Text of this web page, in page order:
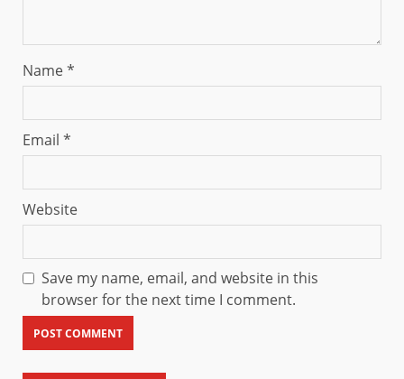
Name*
Email *
Website
Save my name, email, and website in this
browser for the next time I comment.